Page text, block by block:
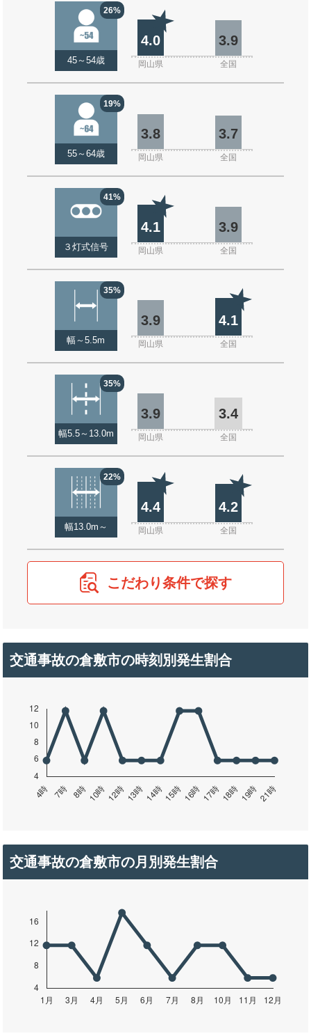
26%
45～54歳
4.0 3.9
岡山県 全国
19%
55～64歳
3.8 3.7
岡山県 全国
41%
３灯式信号
4.1 3.9
岡山県 全国
35%
幅～5.5m
3.9 4.1
岡山県 全国
35%
幅5.5～13.0m
3.9 3.4
岡山県 全国
22%
幅13.0m～
4.4 4.2
岡山県 全国
こだわり条件で探す
交通事故の倉敷市の時刻別発生割合
交通事故の倉敷市の月別発生割合